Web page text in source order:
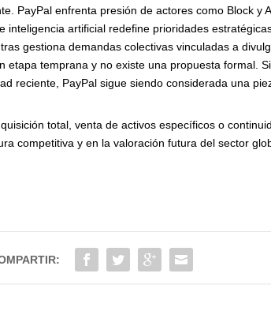
PayPal enfrenta presión de actores como Block y
inteligencia artificial redefine prioridades
gestiona demandas colectivas vinculadas a
etapa temprana y no existe una propuesta formal.
reciente, PayPal sigue siendo considerada una
total, venta de activos específicos o
competitiva y en la valoración futura del sector